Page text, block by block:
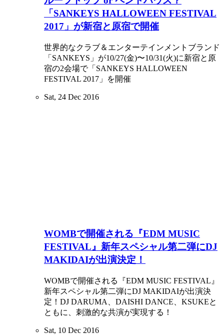
「SANKEYS HALLOWEEN FESTIVAL
2017」が新宿と原宿で開催
世界的なクラブ＆エンターテインメントブランド
「SANKEYS」が10/27(金)〜10/31(火)に新宿と原
宿の2会場で「SANKEYS HALLOWEEN
FESTIVAL 2017」を開催
Sat, 24 Dec 2016
WOMBで開催される『EDM MUSIC
FESTIVAL』新年スペシャル第二弾にDJ
MAKIDAIが出演決定！
WOMBで開催される『EDM MUSIC FESTIVAL』
新年スペシャル第二弾にDJ MAKIDAIが出演決
定！DJ DARUMA、DAISHI DANCE、KSUKEと
ともに、刺激的な共演が実現する！
Sat, 10 Dec 2016